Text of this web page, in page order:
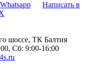
Написать в
шоссе, ТК Балтия
Сб: 9:00-16:00